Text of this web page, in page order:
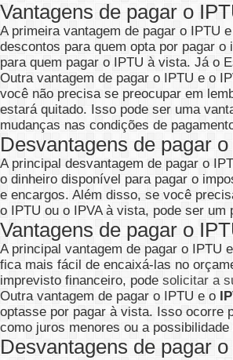
Vantagens de pagar o
A primeira vantagem de pagar o IPTU
descontos para quem opta por pagar
para quem pagar o IPTU à vista. Já o
Outra vantagem de pagar o IPTU e o
você não precisa se preocupar em
estará quitado. Isso pode ser uma
mudanças nas condições de
Desvantagens de pagar
A principal desvantagem de pagar o
o dinheiro disponível para pagar o
e encargos. Além disso, se você
o IPTU ou o IPVA à vista, pode ser um
Vantagens de pagar o
A principal vantagem de pagar o IPTU
fica mais fácil de encaixá-las no
imprevisto financeiro, pode solicitar a
Outra vantagem de pagar o IPTU e o
optasse por pagar à vista. Isso ocorre
como juros menores ou a
Desvantagens de pagar